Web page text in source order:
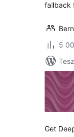
fallback
5
Get